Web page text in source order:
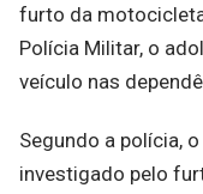
furto da
Polícia Militar, o
veículo nas
Segundo a polícia,
investigado pelo